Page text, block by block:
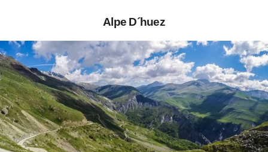
Alpe D´huez